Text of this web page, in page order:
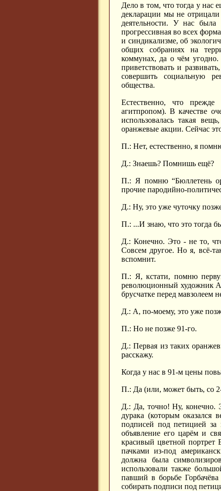
Дело в том, что тогда у нас
декларации мы не
деятельности. У нас была
прогрессивная во всех
и синдикализме, об
общих собраниях на
коммунах, да о чём
приветствовать и
совершить социальную
общества.
Естественно, что
агитпропом). В качестве
использовалась такая
оранжевые акции. Сейчас
П.: Нет, естественно, я
Д.: Знаешь? Помнишь ещё?
П.: Я помню “Бюллетень
прочие пародийно-
Д.: Ну, это уже чуточку
П.: ...И знаю, что это тогда
Д.: Конечно. Это - не то,
Совсем другое. Но я, всё-
вспомнит.
П.: Я, кстати, помню
революционный художник
брусчатке перед мавзолеем
Д.: А, по-моему, это уже
П.: Но не позже 91-го.
Д.: Первая из таких
расскажу.
Когда у нас в 91-м цены
П.: Да (или, может быть, со
Д.: Да, точно! Ну, конечно.
дурака (которым
подписей под петицией
объявление его царём и
красивый цветной
пачками из-под
должна была
использовали также
павший в борьбе
собирать подписи под